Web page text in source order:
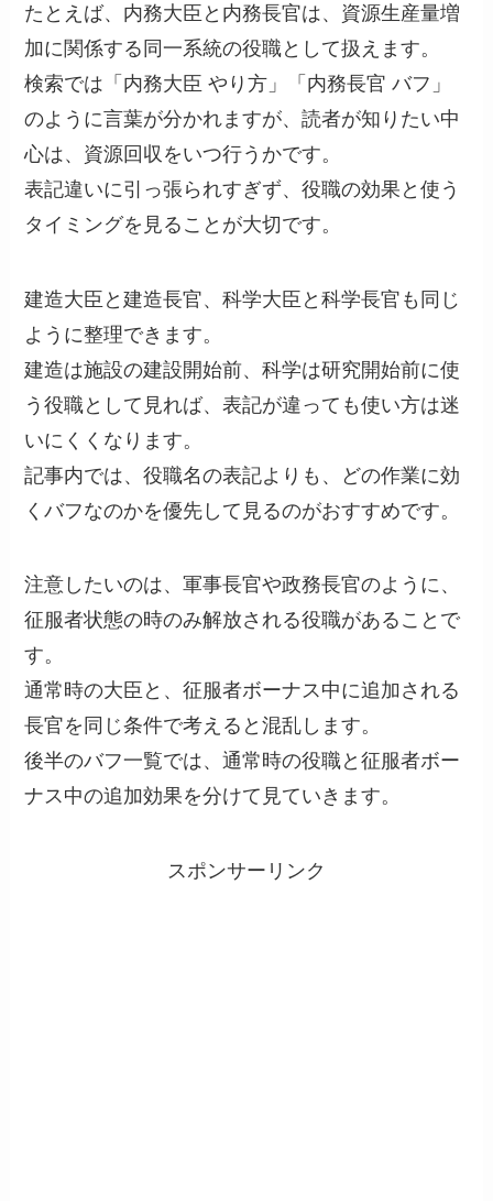
たとえば、内務大臣と内務長官は、資源生産量増
加に関係する同一系統の役職として扱えます。
検索では「内務大臣 やり方」「内務長官 バフ」
のように言葉が分かれますが、読者が知りたい中
心は、資源回収をいつ行うかです。
表記違いに引っ張られすぎず、役職の効果と使う
タイミングを見ることが大切です。
建造大臣と建造長官、科学大臣と科学長官も同じ
ように整理できます。
建造は施設の建設開始前、科学は研究開始前に使
う役職として見れば、表記が違っても使い方は迷
いにくくなります。
記事内では、役職名の表記よりも、どの作業に効
くバフなのかを優先して見るのがおすすめです。
注意したいのは、軍事長官や政務長官のように、
征服者状態の時のみ解放される役職があることで
す。
通常時の大臣と、征服者ボーナス中に追加される
長官を同じ条件で考えると混乱します。
後半のバフ一覧では、通常時の役職と征服者ボー
ナス中の追加効果を分けて見ていきます。
スポンサーリンク